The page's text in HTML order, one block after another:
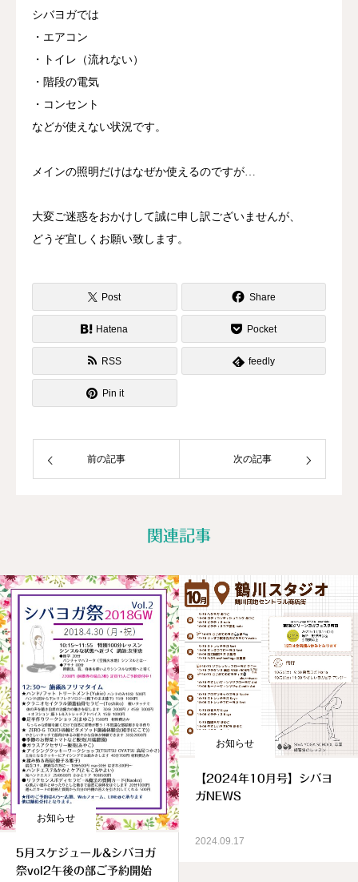
シバヨガでは
・エアコン
・トイレ（流れない）
・階段の電気
・コンセント
などが使えない状況です。
メインの照明だけはなぜか使えるのですが…
大変ご迷惑をおかけして誠に申し訳ございませんが、
どうぞ宜しくお願い致します。
Post Share
Hatena Pocket
RSS feedly
Pin it
前の記事 次の記事
関連記事
お知らせ
5月スケジュール&シバヨガ
祭vol2午後の部ご予約開始
お知らせ
【2024年10月号】シバヨ
ガNEWS
2024.09.17